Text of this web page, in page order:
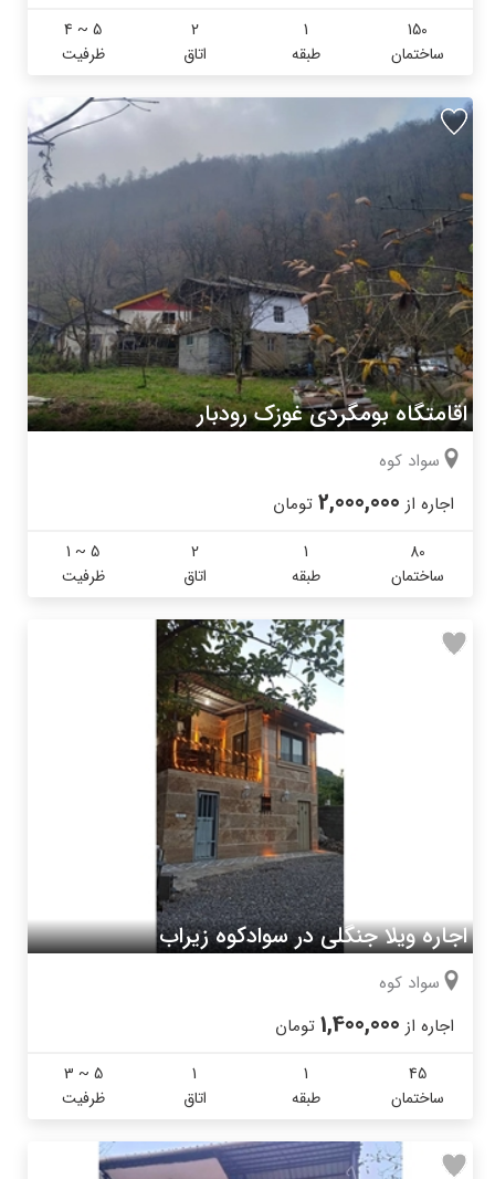
150
ساختمان
1
طبقه
2
اتاق
4 ~ 5
ظرفیت
اقامتگاه بومگردی غوزک رودبار
سواد کوه
اجاره از 2,000,000 تومان
80
ساختمان
1
طبقه
2
اتاق
1 ~ 5
ظرفیت
اجاره ویلا جنگلی در سوادکوه زیراب
سواد کوه
اجاره از 1,400,000 تومان
45
ساختمان
1
طبقه
1
اتاق
3 ~ 5
ظرفیت